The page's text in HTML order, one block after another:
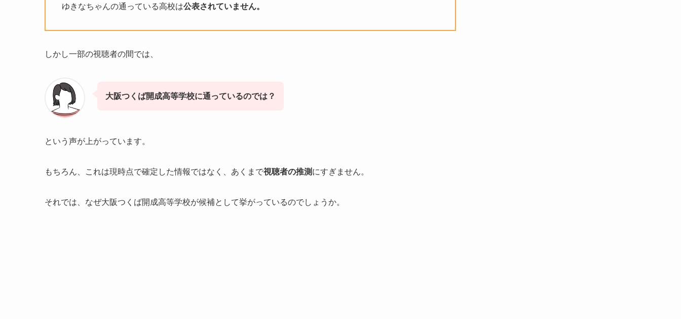
ゆきなちゃんの通っている高校は公表されていません。
しかし一部の視聴者の間では、
大阪つくば開成高等学校に通っているのでは？
という声が上がっています。
もちろん、これは現時点で確定した情報ではなく、あくまで視聴者の推測 にすぎません。
それでは、なぜ大阪つくば開成高等学校が候補として挙がっているのでしょうか。